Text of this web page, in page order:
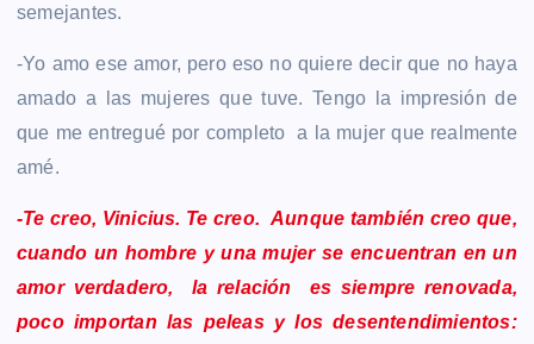
semejantes.
-Yo amo ese amor, pero eso no quiere decir que no haya
amado a las mujeres que tuve. Tengo la impresión de
que me entregué por completo a la mujer que realmente
amé.
-Te creo, Vinicius. Te creo. Aunque también creo que,
cuando un hombre y una mujer se encuentran en un
amor verdadero, la relación es siempre renovada,
poco importan las peleas y los desentendimientos: